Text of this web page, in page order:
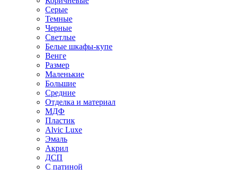
Серые
Темные
Черные
Светлые
Белые шкафы-купе
Венге
Размер
Маленькие
Большие
Средние
Отделка и материал
МДФ
Пластик
Alvic Luxe
Эмаль
Акрил
ДСП
С патиной